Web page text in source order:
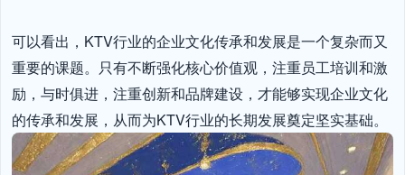
可以看出，KTV行业的企业文化传承和发展是一个复杂而又
重要的课题。只有不断强化核心价值观，注重员工培训和激
励，与时俱进，注重创新和品牌建设，才能够实现企业文化
的传承和发展，从而为KTV行业的长期发展奠定坚实基础。